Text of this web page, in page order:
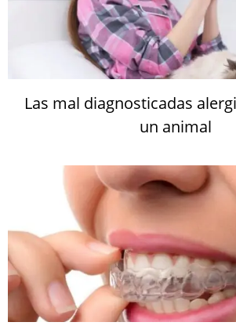
Las mal diagnosticadas
un animal